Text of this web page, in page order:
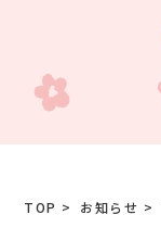
TOP > お知らせ >